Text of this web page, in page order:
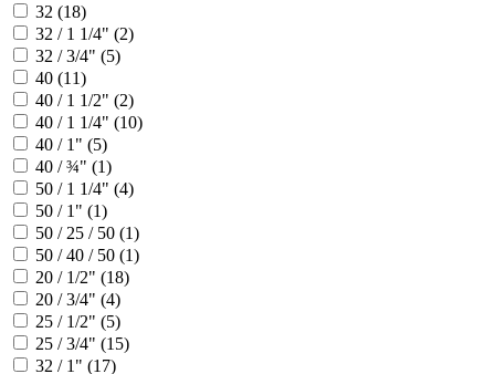
32 (18)
32 / 1 1/4" (2)
32 / 3/4" (5)
40 (11)
40 / 1 1/2" (2)
40 / 1 1/4" (10)
40 / 1" (5)
40 / ¾" (1)
50 / 1 1/4" (4)
50 / 1" (1)
50 / 25 / 50 (1)
50 / 40 / 50 (1)
20 / 1/2" (18)
20 / 3/4" (4)
25 / 1/2" (5)
25 / 3/4" (15)
32 / 1" (17)